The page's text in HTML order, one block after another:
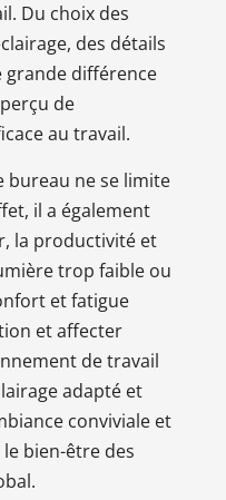
Du choix des
des détails
différence
de
au travail.
bureau ne se limite
il a également
la productivité et
trop faible ou
et fatigue
et affecter
de travail
adapté et
conviviale et
bien-être des